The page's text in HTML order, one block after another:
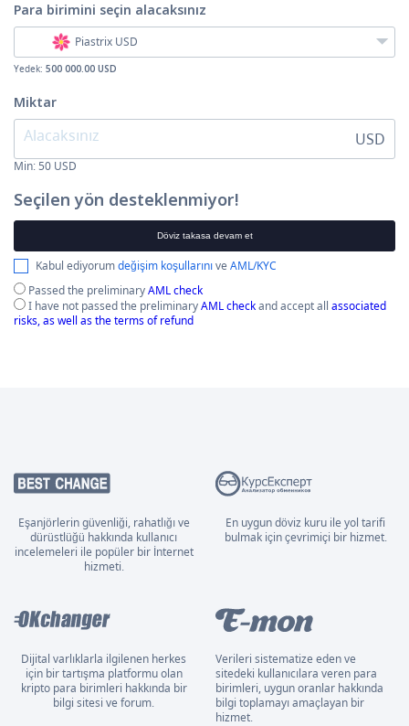
Para birimini seçin alacaksınız
Piastrix USD
Yedek: 500 000.00 USD
Miktar
USD
Min: 50 USD
Seçilen yön desteklenmiyor!
Döviz takasa devam et
Kabul ediyorumdeğişim koşullarınıveAML/KYC
Passed the preliminaryAML check
I have not passed the preliminaryAML checkand accept all associated
risks, as well as the terms of refund
Eşanjörlerin güvenliği, rahatlığı ve
dürüstlüğü hakkında kullanıcı
incelemeleri ile popüler bir İnternet
hizmeti.
En uygun döviz kuru ile yol tarifi
bulmak için çevrimiçi bir hizmet.
Dijital varlıklarla ilgilenen herkes
için bir tartışma platformu olan
kripto para birimleri hakkında bir
bilgi sitesi ve forum.
Verileri sistematize eden ve
sitedeki kullanıcılara veren para
birimleri, uygun oranlar hakkında
bilgi toplamayı amaçlayan bir
hizmet.